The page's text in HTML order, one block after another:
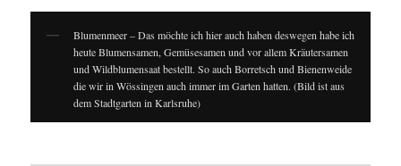
Blumenmeer – Das möchte ich hier auch haben deswegen habe ich
heute Blumensamen, Gemüsesamen und vor allem Kräutersamen
und Wildblumensaat bestellt. So auch Borretsch und Bienenweide
die wir in Wössingen auch immer im Garten hatten. (Bild ist aus
dem Stadtgarten in Karlsruhe)